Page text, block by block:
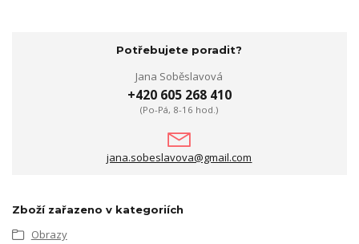
Potřebujete poradit?
Jana Soběslavová
+420 605 268 410
(Po-Pá, 8-16 hod.)
jana.sobeslavova@gmail.com
Zboží zařazeno v kategoriích
Obrazy